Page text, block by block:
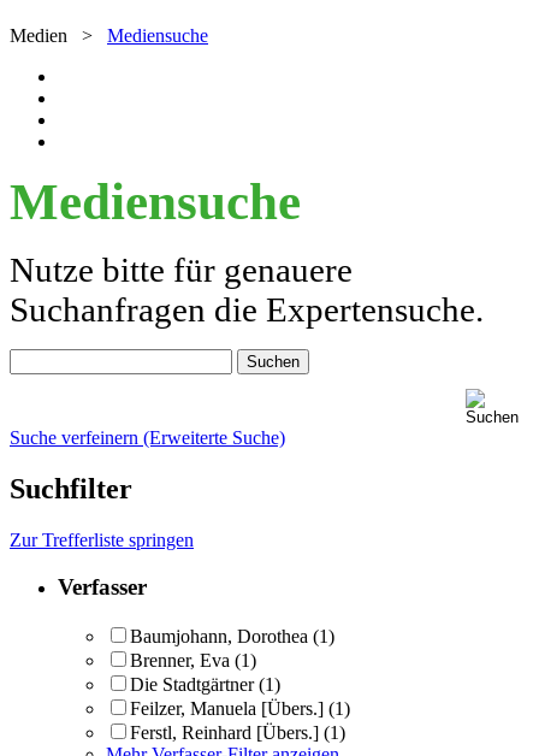
Medien > Mediensuche
Mediensuche
Nutze bitte für genauere
Suchanfragen die Expertensuche.
Suche verfeinern (Erweiterte Suche)
Suchfilter
Zur Trefferliste springen
Verfasser
Baumjohann, Dorothea (1)
Brenner, Eva (1)
Die Stadtgärtner (1)
Feilzer, Manuela [Übers.] (1)
Ferstl, Reinhard [Übers.] (1)